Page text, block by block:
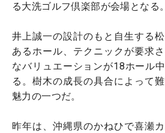
る大洗ゴルフ倶楽部が会場となる。
井上誠一の設計のもと自生する
あるホール、テクニックが要求
なバリュエーションが18ホール
る。樹木の成長の具合によって
魅力の一つだ。
昨年は、沖縄県のかねひで喜瀬